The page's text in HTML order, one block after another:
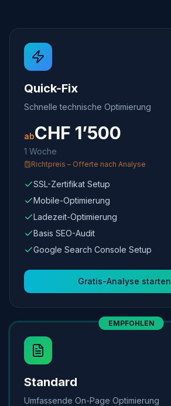
Quick-Fix
Schnelle technische Optimierung
abCHF 1’500
1 Woche
Richtpreis – Offerte nach Analyse
SSL-Zertifikat Setup
Mobile-Optimierung
Ladezeit-Optimierung
Basis SEO-Audit
Google Search Console Setup
Gratis-Analyse starten
EMPFOHLEN
Standard
Umfassende On-Page Optimierung